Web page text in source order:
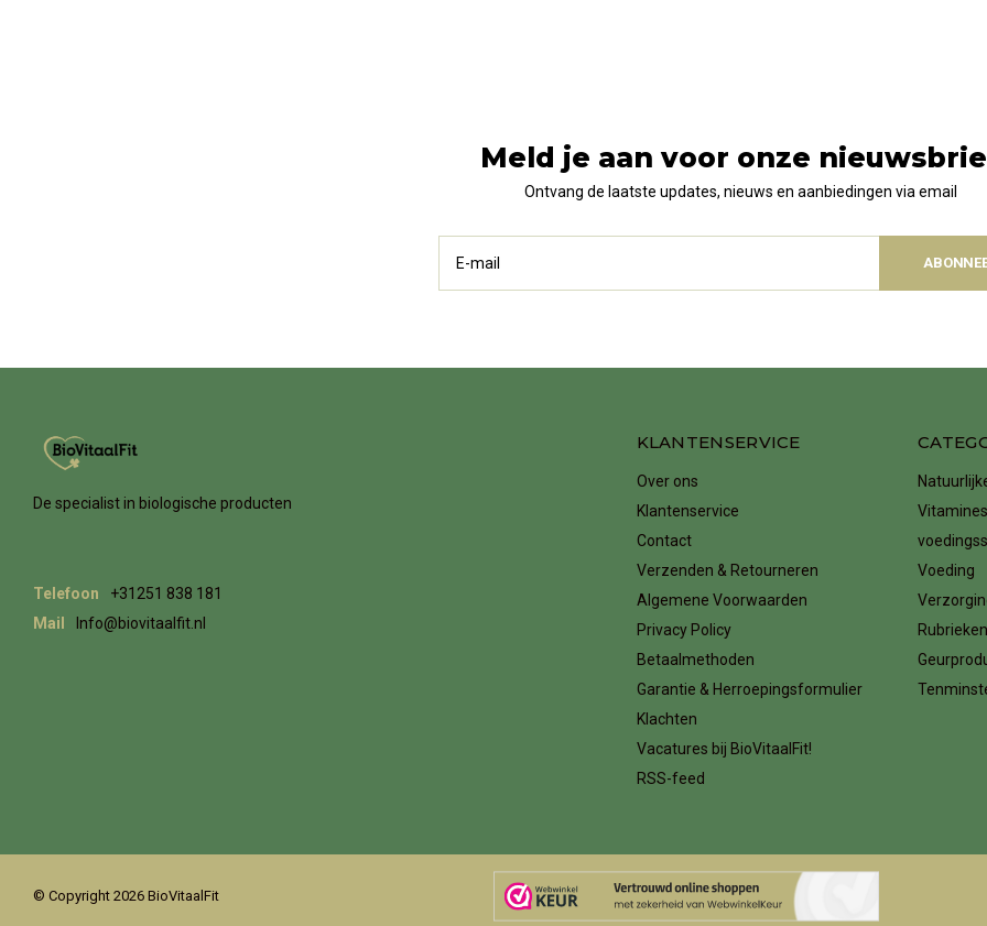
Meld je aan voor onze
Ontvang de laatste updates, nieuws en aanbiedingen via email
De specialist in biologische producten
Telefoon
+31251 838 181
Mail
Info@biovitaalfit.nl
KLANTENSERVICE
Over ons
Klantenservice
Contact
Verzenden & Retourneren
Algemene Voorwaarden
Privacy Policy
Betaalmethoden
Garantie & Herroepingsformulier
Klachten
Vacatures bij BioVitaalFit!
RSS-feed
Voeding
Rubrieken
© Copyright 2026 BioVitaalFit